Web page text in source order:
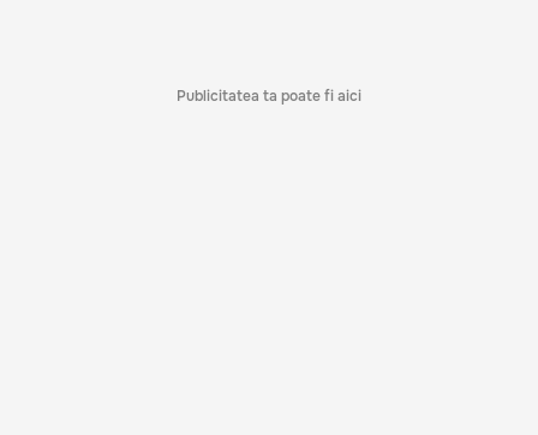
Publicitatea ta poate fi aici